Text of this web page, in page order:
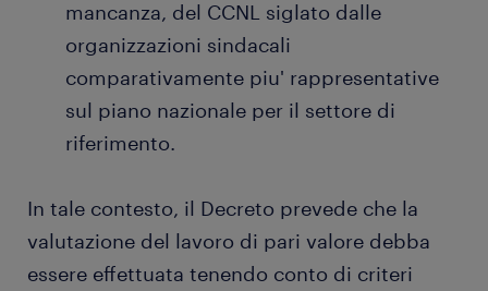
mancanza, del CCNL siglato dalle
organizzazioni sindacali
comparativamente piu' rappresentative
sul piano nazionale per il settore di
riferimento.
In tale contesto, il Decreto prevede che la
valutazione del lavoro di pari valore debba
essere effettuata tenendo conto di criteri